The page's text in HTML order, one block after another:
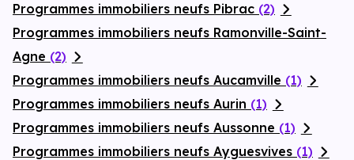
Programmes immobiliers neufs Pibrac (2)
Programmes immobiliers neufs Ramonville-Saint-
Agne (2)
Programmes immobiliers neufs Aucamville (1)
Programmes immobiliers neufs Aurin (1)
Programmes immobiliers neufs Aussonne (1)
Programmes immobiliers neufs Ayguesvives (1)